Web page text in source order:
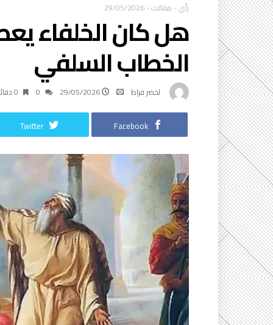
رأي- مقالات-
29/05/2026
هل كان الخلفاء
الخطاب السلفي
لخضر فراط 29/05/2026 0 ‫دقائق‬
Facebook
Twitter